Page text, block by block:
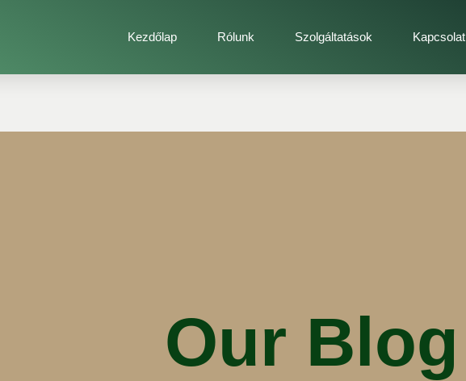
Kezdőlap Rólunk Szolgáltatások Kapcsolat
Our Blog